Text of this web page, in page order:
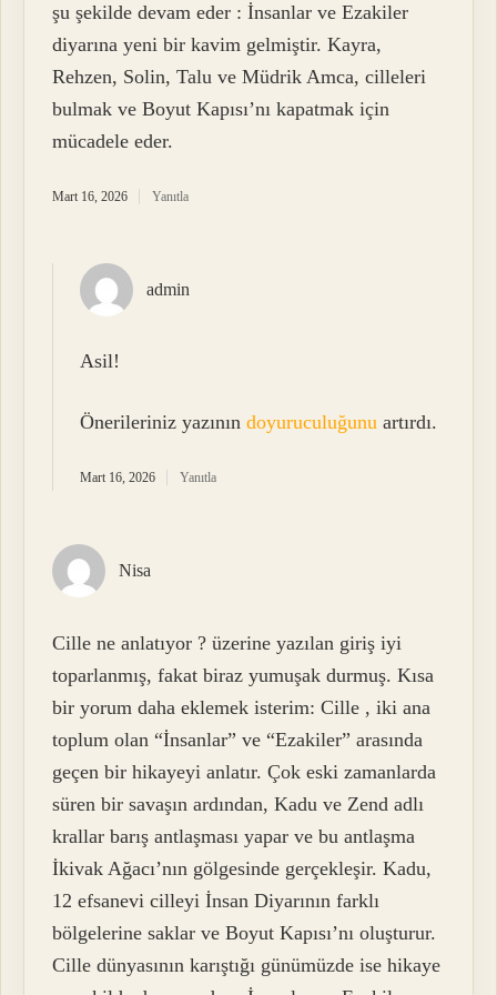
şu şekilde devam eder : İnsanlar ve Ezakiler
diyarına yeni bir kavim gelmiştir. Kayra,
Rehzen, Solin, Talu ve Müdrik Amca, cilleleri
bulmak ve Boyut Kapısı’nı kapatmak için
mücadele eder.
Mart 16, 2026 Yanıtla
admin
Asil!
Önerileriniz yazınındoyuruculuğunu artırdı.
Mart 16, 2026 Yanıtla
Nisa
Cille ne anlatıyor ? üzerine yazılan giriş iyi
toparlanmış, fakat biraz yumuşak durmuş. Kısa
bir yorum daha eklemek isterim: Cille , iki ana
toplum olan “İnsanlar” ve “Ezakiler” arasında
geçen bir hikayeyi anlatır. Çok eski zamanlarda
süren bir savaşın ardından, Kadu ve Zend adlı
krallar barış antlaşması yapar ve bu antlaşma
İkivak Ağacı’nın gölgesinde gerçekleşir. Kadu,
12 efsanevi cilleyi İnsan Diyarının farklı
bölgelerine saklar ve Boyut Kapısı’nı oluşturur.
Cille dünyasının karıştığı günümüzde ise hikaye